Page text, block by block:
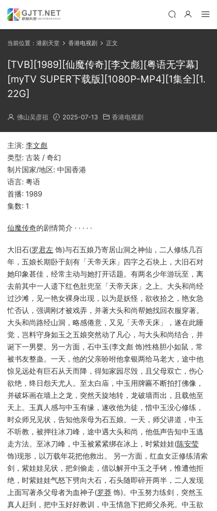
当前位置： 港剧天堂 香港电视剧 正文
[TVB][1989][仙魔传奇][李文彪][粤语无字幕]
[myTV SUPER下载版][1080P-MP4][1集全][1.
22G]
佛山吴彦祖 2025-07-13 香港电视剧
主演: 李文彪
类型: 古装 / 奇幻
制片国家/地区: 中国香港
语言: 粤语
首播: 1989
集数: 1
仙魔传奇的剧情简介 · · · · ·
大旧石(罗君左 饰)与石五娘乃寄居山洞之神仙，二人修练几百
年，五娘长期卧于刻有「天帝天床」四字之石块上，大旧石对
她印象甚佳，经常主动与她打开话题。有两名少年游玩至，离
去前其中一人遗下红色肚兜至「天帝天床」之上。大头和尚经
过沙滩，见一艳女裸身出现，以为是妖怪，欲收拾之，艳女急
忙否认，强调刚才被戏弄，并著大头和尚帮她找回衣服穿著。
大头和尚路经山洞，略感倦意，又见「天帝天床」，遂在此睡
觉，岂料守身如玉之五娘突然动了凡心，与大头和尚结合，并
诞下一男婴。另一方面，石中玉(李文彪 饰)性格胆小如鼠，常
被书友整蛊。一天，他的父亲吩咐他拿银两给马老大，途中他
惊见远处有巨石从天而降，得知家园尽毁，且父母双亡，伤心
欲绝，终日怨天尤人。至太白庙，中玉用牌匾不断拍打佛像，
并破坏画在墙上之龙，突然天旋地转，龙破墙而出，且载他至
天上。玉真人感与中玉有缘，遂收他为徒，惜中玉没心修练，
时众师兄见状，告知他亲母为石五娘。一天，师父讲道，中玉
不听教，被押往冰刀峰，途中遇大头和尚，他低声告知中玉逃
走方法。至冰刀峰，中玉被紧紧绑在冰上，时紫娃娃(陈安莹
饰)现形，以万载年花把他救出。 另一方面，红血女正修练清索
剑，紫娃娃见状，把剑偷走，借以解开中玉之手铐，惟遭他拒
绝，时紫娃娃气怒下劈向大石，石头随即碎开两半，二人发现
上面写著杀父母者为血神子(罗莽 饰)。中玉努力练剑，突然玉
真人赶到，把中玉好好教训，中玉情急下把师父杀死。中玉欲